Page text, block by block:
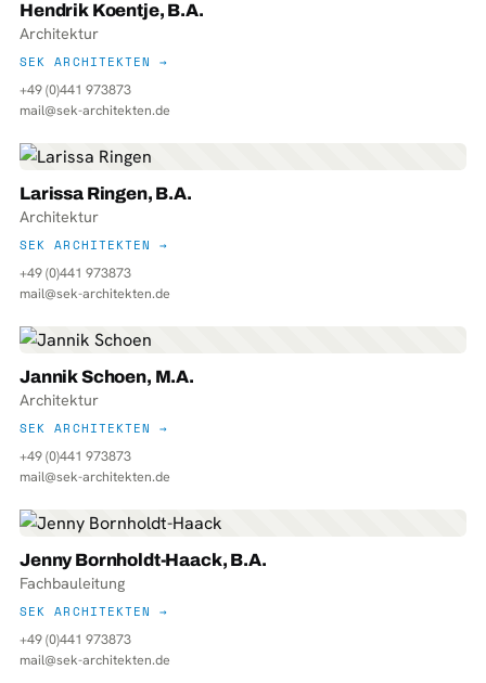
Hendrik Koentje, B.A.
Architektur
SEK ARCHITEKTEN →
+49 (0)441 973873
mail@sek-architekten.de
Larissa Ringen, B.A.
Architektur
SEK ARCHITEKTEN →
+49 (0)441 973873
mail@sek-architekten.de
Jannik Schoen, M.A.
Architektur
SEK ARCHITEKTEN →
+49 (0)441 973873
mail@sek-architekten.de
Jenny Bornholdt-Haack, B.A.
Fachbauleitung
SEK ARCHITEKTEN →
+49 (0)441 973873
mail@sek-architekten.de